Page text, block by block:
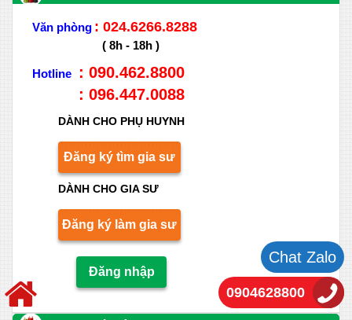
Văn phòng : 024.6266.8288
( 8h - 18h )
Hotline
: 090.462.8800
: 096.447.0088
DÀNH CHO PHỤ HUYNH
Đăng ký tìm gia sư
DÀNH CHO GIA SƯ
Đăng ký làm gia sư
Đăng nhập
Chat Zalo
0904628800